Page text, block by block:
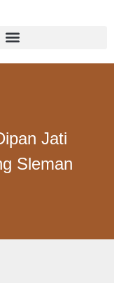
Jati
Sleman